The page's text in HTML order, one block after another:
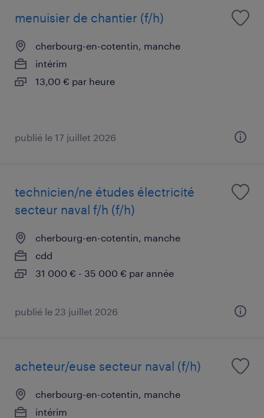
menuisier de chantier (f/h)
cherbourg-en-cotentin, manche
intérim
13,00 € par heure
publié le 17 juillet 2026
technicien/ne études électricité
secteur naval f/h (f/h)
cherbourg-en-cotentin, manche
cdd
31 000 € - 35 000 € par année
publié le 23 juillet 2026
acheteur/euse secteur naval (f/h)
cherbourg-en-cotentin, manche
intérim